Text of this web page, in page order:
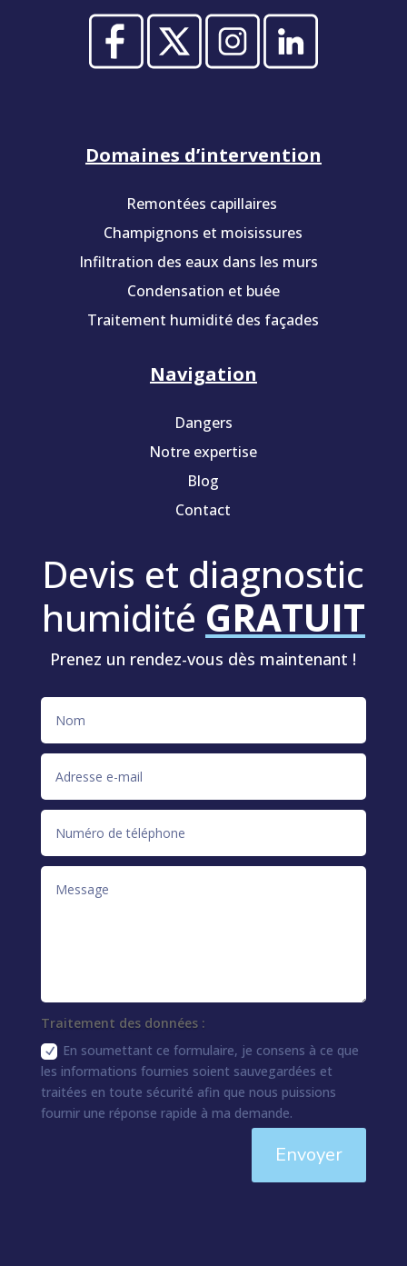
Domaines d’intervention
Remontées capillaires
Champignons et moisissures
Infiltration des eaux dans les murs
Condensation et buée
Traitement humidité des façades
Navigation
Dangers
Notre expertise
Blog
Contact
Devis et diagnostic
humidité GRATUIT
Prenez un rendez-vous dès maintenant !
Traitement des données :
En soumettant ce formulaire, je consens à ce que
les informations fournies soient sauvegardées et
traitées en toute sécurité afin que nous puissions
fournir une réponse rapide à ma demande.
Envoyer